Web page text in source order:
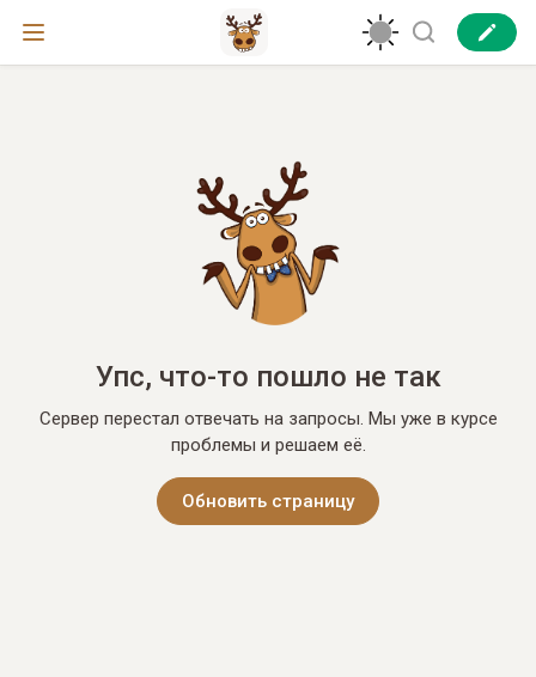
Упс, что-то пошло не так
Сервер перестал отвечать на запросы. Мы уже в курсе
проблемы и решаем её.
Обновить страницу